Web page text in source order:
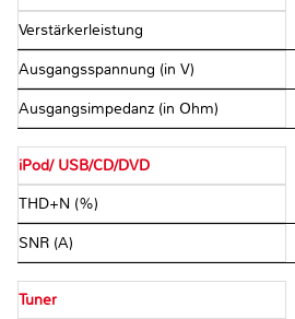
Verstärkerleistung
Ausgangsspannung (in V)
Ausgangsimpedanz (in Ohm)
iPod/ USB/CD/DVD
THD+N (%)
SNR (A)
Tuner